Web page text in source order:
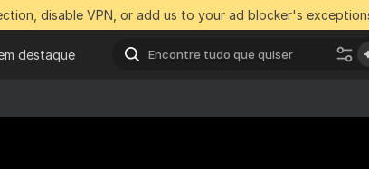
disable VPN, or add us to your ad blocker's
destaque